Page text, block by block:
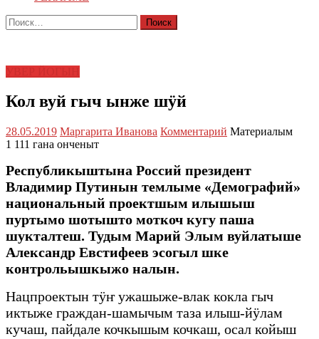
Найти:
Кол вуй гыч ынже шӱй
28.05.2019 Маргарита Иванова Комментарий Материалым
1 111 гана онченыт
Республикыштына Россий президент
Владимир Путинын темлыме «Демографий»
национальный проектшым илышыш
пуртымо шотышто моткоч кугу паша
шукталтеш. Тудым Марий Элым вуйлатыше
Александр Евстифеев эсогыл шке
контрольышкыжо налын.
Нацпроектын тӱҥ ужашыже-влак кокла гыч
иктыже граждан-шамычым таза илыш-йӱлам
кучаш, пайдале кочкышым кочкаш, осал койыш